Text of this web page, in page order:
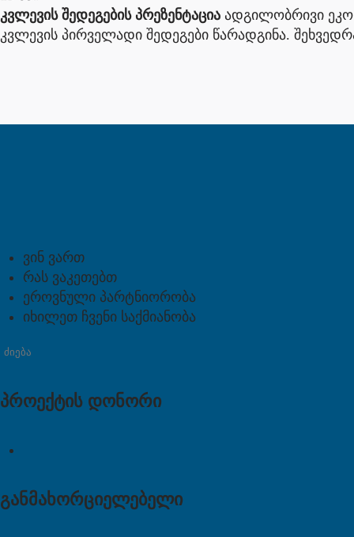
კვლევის შედეგების პრეზენტაცია ადგილობრივი
კვლევის პირველადი შედეგები წარადგინა.
ვინ ვართ
რას ვაკეთებთ
ეროვნული პარტნიორობა
იხილეთ ჩვენი საქმიანობა
პროექტის დონორი
განმახორციელებელი